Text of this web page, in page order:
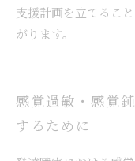
支援計画を立てるこ
がります。
感覚過敏・感覚
するために